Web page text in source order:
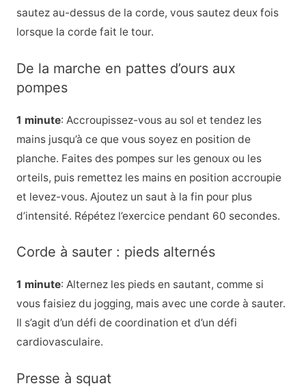
sautez au-dessus de la corde, vous sautez deux fois
lorsque la corde fait le tour.
De la marche en pattes d’ours aux
pompes
1 minute: Accroupissez-vous au sol et tendez les
mains jusqu’à ce que vous soyez en position de
planche. Faites des pompes sur les genoux ou les
orteils, puis remettez les mains en position accroupie
et levez-vous. Ajoutez un saut à la fin pour plus
d’intensité. Répétez l’exercice pendant 60 secondes.
Corde à sauter : pieds alternés
1 minute: Alternez les pieds en sautant, comme si
vous faisiez du jogging, mais avec une corde à sauter.
Il s’agit d’un défi de coordination et d’un défi
cardiovasculaire.
Presse à squat